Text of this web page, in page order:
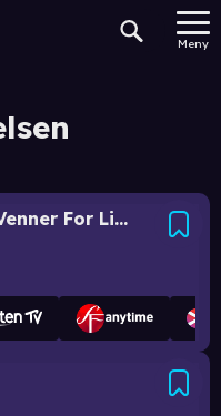
Meny
Klassefesten 4 - Venner For Livet